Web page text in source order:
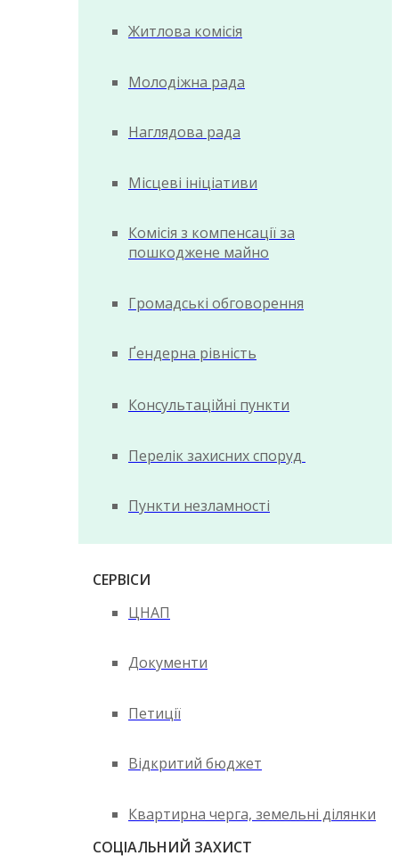
Житлова комісія
Молодіжна рада
Наглядова рада
Місцеві ініціативи
Комісія з компенсації за
пошкоджене майно
Громадські обговорення
Ґендерна рівність
Консультаційні пункти
Перелік захисних споруд
Пункти незламності
СЕРВІСИ
ЦНАП
Документи
Петиції
Відкритий бюджет
Квартирна черга, земельні ділянки
СОЦІАЛЬНИЙ ЗАХИСТ